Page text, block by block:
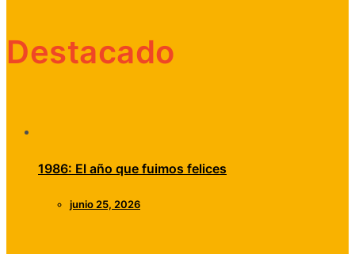
Destacado
1986: El año que fuimos felices
junio 25, 2026